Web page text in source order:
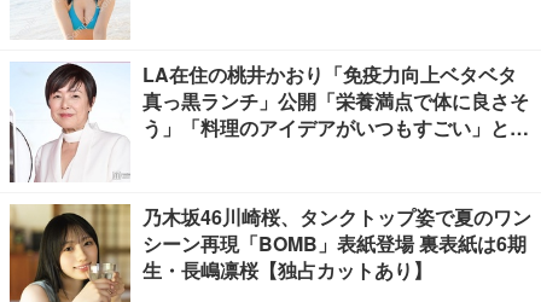
LA在住の桃井かおり「免疫力向上ベタベタ
真っ黒ランチ」公開「栄養満点で体に良さそ
う」「料理のアイデアがいつもすごい」と反
乃木坂46川崎桜、タンクトップ姿で夏のワン
シーン再現「BOMB」表紙登場 裏表紙は6期
生・長嶋凛桜【独占カットあり】